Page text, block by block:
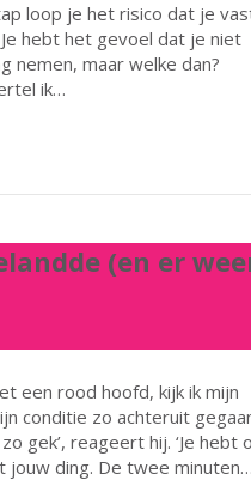
loop je het risico dat je
hebt het gevoel dat je niet
nemen, maar welke dan?
ik…
(en er
een rood hoofd, kijk ik mijn
conditie zo achteruit
gek’, reageert hij. ‘Je hebt
jouw ding. De twee minuten…